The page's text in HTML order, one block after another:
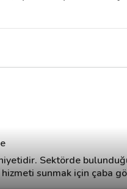
Sektörde
sunmak için çaba